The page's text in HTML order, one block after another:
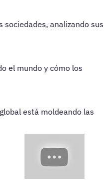
analizando sus
el mundo y cómo los
está moldeando las